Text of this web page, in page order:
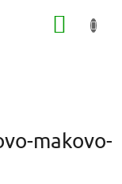
makovo-